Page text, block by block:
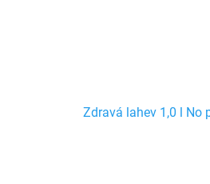
Zdravá lahev 1,0 l No